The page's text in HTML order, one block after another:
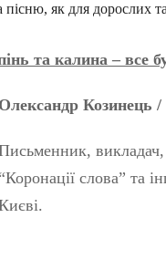
пісню, як для дорослих
та калина – все
Олександр Козинець /
викладач,
“Коронації слова” та